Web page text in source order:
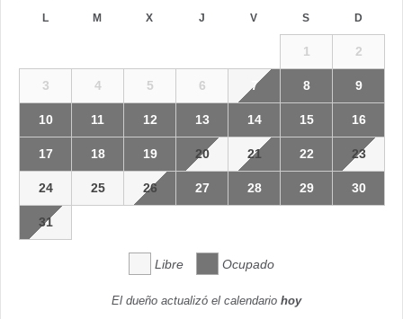
L M X J V S D
1 2
3 4 5 6 7 8 9
10 11 12 13 14 15 16
17 18 19 20 21 22 23
24 25 26 27 28 29 30
31
Libre Ocupado
El dueño actualizó el calendario hoy